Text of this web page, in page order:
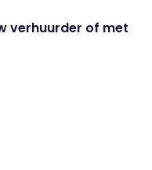
verhuurder of met